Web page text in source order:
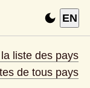
EN
liste des pays
de tous pays